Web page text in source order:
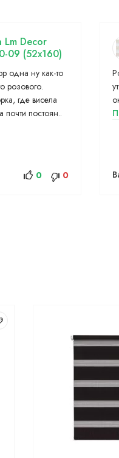
Lm Decor
09 (52x160)
одна ну как-то
розового.
где висела
постоян..
0 0